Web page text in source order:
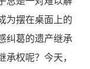
为摆在桌面上的
纠葛的遗产继承
权呢？今天，